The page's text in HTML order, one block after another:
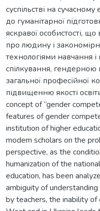
суспільстві на
до гуманітарної
яскравої особистості,
про людину і
технологіями навчання
спілкування, гендерною
загальної професійної
підвищенню якості
concept of “gender
features of gender
institution of higher
modern scholars on the
perspective, as the
humanization of the
education, has been
ambiguity of
by teachers, the inability